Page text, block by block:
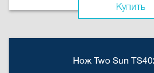
Купить
Нож Two Sun